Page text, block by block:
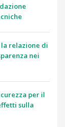
relazione di
nei
per il
sulla